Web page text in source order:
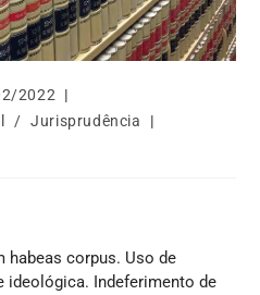
2022
/ Jurisprudência
habeas corpus. Uso de
ideológica. Indeferimento de